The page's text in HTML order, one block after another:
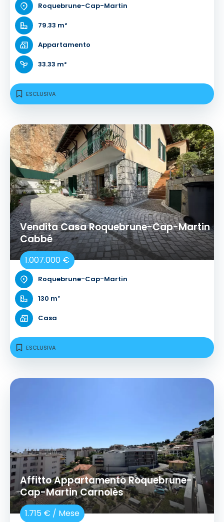
Roquebrune-Cap-Martin
79.33 m²
Appartamento
33.33 m²
ESCLUSIVA
Vendita Casa Roquebrune-Cap-Martin
Cabbé
1.007.000 €
Roquebrune-Cap-Martin
130 m²
Casa
ESCLUSIVA
Affitto Appartamento Roquebrune-
Cap-Martin Carnolès
1.715 € / Mese